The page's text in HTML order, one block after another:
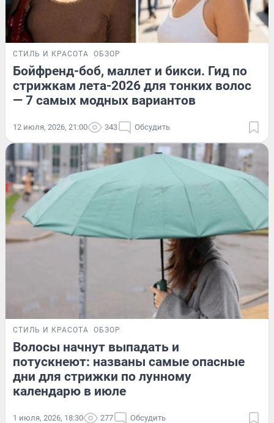
СТИЛЬ И КРАСОТА ОБЗОР
Бойфренд-боб, маллет и бикси. Гид по
стрижкам лета-2026 для тонких волос
— 7 самых модных вариантов
12 июля, 2026, 21:00 343 Обсудить
СТИЛЬ И КРАСОТА ОБЗОР
Волосы начнут выпадать и
потускнеют: названы самые опасные
дни для стрижки по лунному
календарю в июле
1 июля, 2026, 18:30 277 Обсудить